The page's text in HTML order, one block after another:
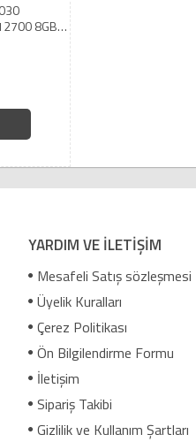
8GB
YARDIM VE İLETİŞİM
Mesafeli Satış sözleşmesi
Üyelik Kuralları
Çerez Politikası
Ön Bilgilendirme Formu
İletişim
Sipariş Takibi
Gizlilik ve Kullanım Şartları